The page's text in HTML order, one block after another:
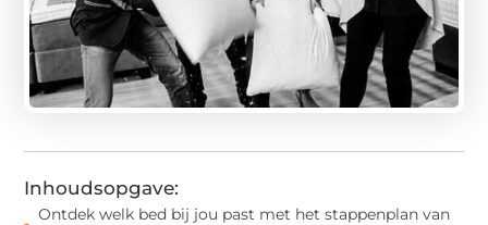
Inhoudsopgave:
Ontdek welk bed bij jou past met het stappenplan van